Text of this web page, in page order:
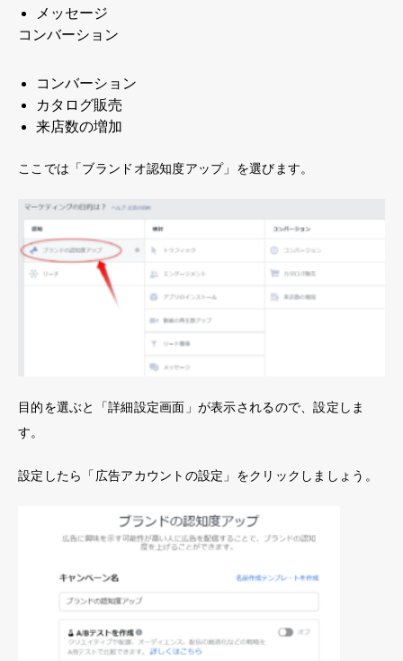
メッセージ
コンバーション
コンバーション
カタログ販売
来店数の増加
ここでは「ブランドオ認知度アップ」を選びます。
目的を選ぶと「詳細設定画面」が表示されるので、設定しま
す。
設定したら「 広告アカウント の設定」をクリックしましょう。